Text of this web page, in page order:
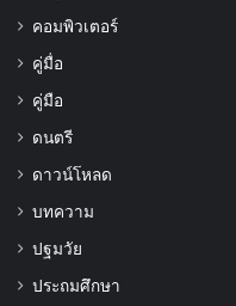
คอมพิวเตอร์
คู่มื่อ
คู่มือ
ดนตรี
ดาวน์โหลด
บทความ
ปฐมวัย
ประถมศึกษา